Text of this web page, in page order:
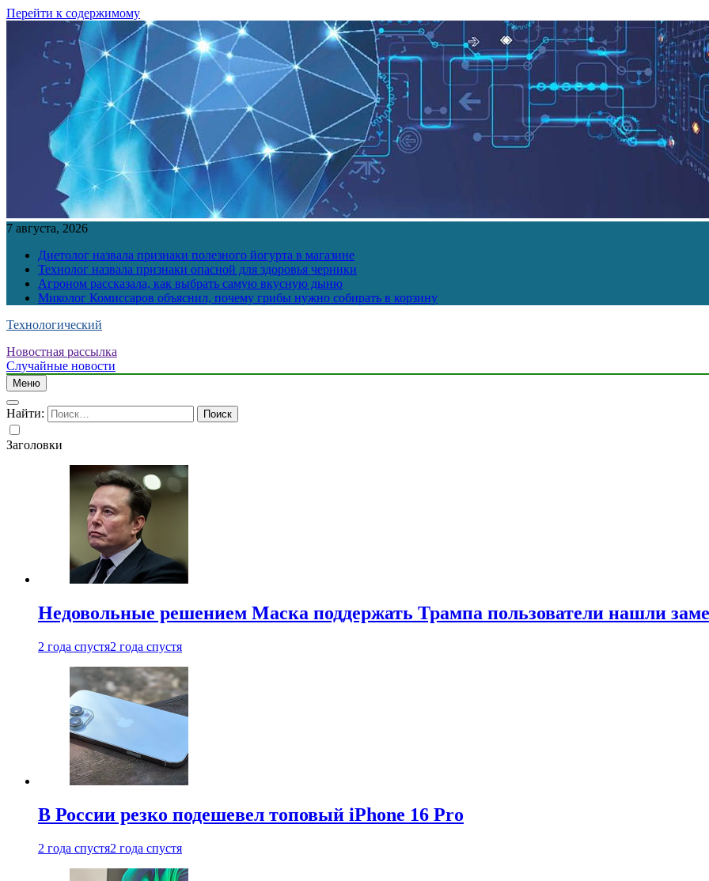
Перейти к содержимому
7 августа, 2026
Диетолог назвала признаки полезного йогурта в магазине
Технолог назвала признаки опасной для здоровья черники
Агроном рассказала, как выбрать самую вкусную дыню
Миколог Комиссаров объяснил, почему грибы нужно собирать в корзину
Технологический
Новостная рассылка
Случайные новости
Меню
Найти:
Заголовки
Недовольные решением Маска поддержать Трампа пользователи нашли
2 года спустя2 года спустя
В России резко подешевел топовый iPhone 16 Pro
2 года спустя2 года спустя